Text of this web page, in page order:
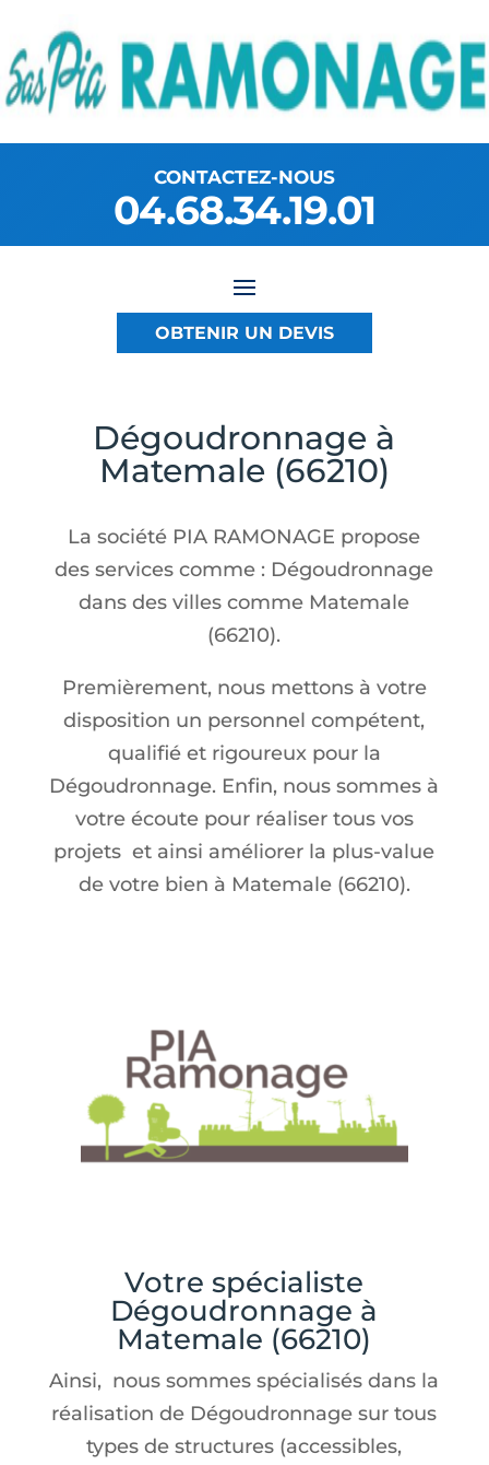
CONTACTEZ-NOUS
04.68.34.19.01
OBTENIR UN DEVIS
Dégoudronnage à
Matemale (66210)
La société PIA RAMONAGE propose
des services comme : Dégoudronnage
dans des villes comme Matemale
(66210).
Premièrement, nous mettons à votre
disposition un personnel compétent,
qualifié et rigoureux pour la
Dégoudronnage. Enfin, nous sommes à
votre écoute pour réaliser tous vos
projets et ainsi améliorer la plus-value
de votre bien à Matemale (66210).
Votre spécialiste
Dégoudronnage à
Matemale (66210)
Ainsi, nous sommes spécialisés dans la
réalisation de Dégoudronnage sur tous
types de structures (accessibles,